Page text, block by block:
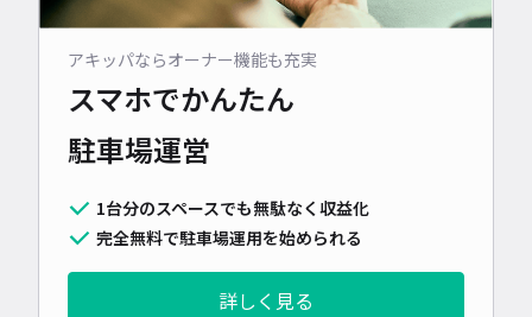
アキッパならオーナー機能も充実
スマホでかんたん
駐車場運営
1台分のスペースでも無駄なく収益化
完全無料で駐車場運用を始められる
詳しく見る